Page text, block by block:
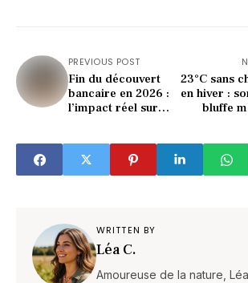
PREVIOUS POST
Fin du découvert
bancaire en 2026 :
l’impact réel sur
23°C sans
en hiver :
bluffe
WRITTEN BY
Léa C.
Amoureuse de la nature,